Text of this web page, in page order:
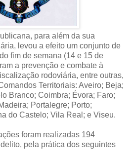
para além da sua
levou a efeito um conjunto de
fim de semana (14 e 15 de
a prevenção e combate à
rodoviária, entre outras,
Territoriais: Aveiro; Beja;
Branco; Coimbra; Évora; Faro;
Portalegre; Porto;
do Castelo; Vila Real; e Viseu.
foram realizadas 194
pela prática dos seguintes